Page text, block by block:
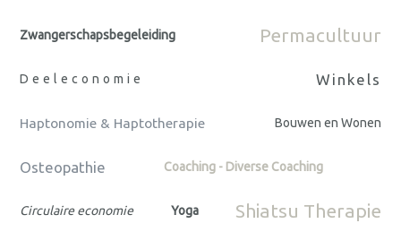
Zwangerschapsbegeleiding Permacultuur
Deeleconomie Winkels
Haptonomie & Haptotherapie Bouwen en Wonen
Osteopathie Coaching - Diverse Coaching
Circulaire economie Yoga Shiatsu Therapie